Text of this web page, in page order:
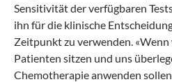
Sensitivität der verfügbaren
ihn für die klinische
Zeitpunkt zu verwenden.
Patienten sitzen und uns
Chemotherapie anwenden